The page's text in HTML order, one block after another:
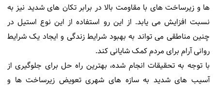
ها و زیرساخت های با مقاومت بالا در برابر تکان های شدید نیز به
نسبت افزایش می یابد. از این رو استفاده از این نوع استیل در
چنین مناطقی می تواند به بهبود شرایط زندگی و ایجاد یک شرایط
روانی آرام برای مردم کمک شایانی کند.
با توجه به تحقیقات انجام شده، بهترین راه حل برای جلوگیری از
آسیب های شدید به سازه های شهری تعویض زیرساخت ها و